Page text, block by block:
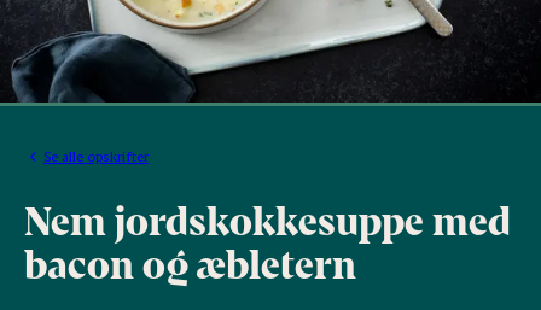
Se alle opskrifter
Nem jordskokkesuppe med
bacon og æbletern